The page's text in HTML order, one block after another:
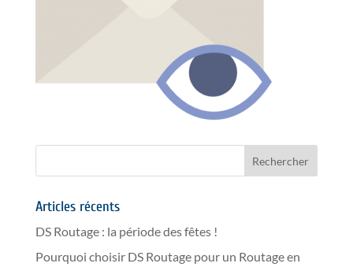
Articles récents
DS Routage : la période des fêtes !
Pourquoi choisir DS Routage pour un Routage en